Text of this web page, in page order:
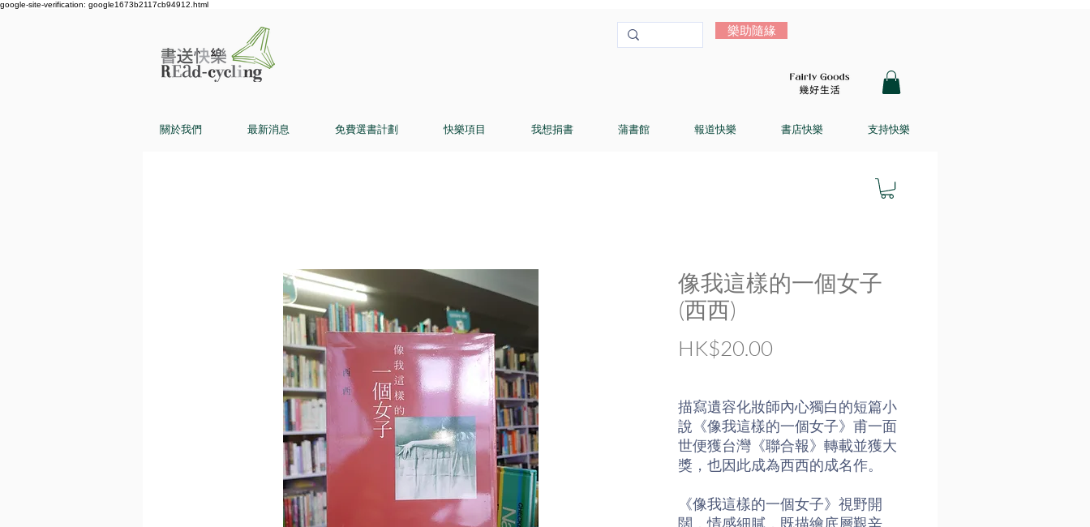
google-site-verification: google1673b2117cb94912.html
樂助隨緣
關於我們 最新消息 免費選書計劃 快樂項目 我想捐書 蒲書館 報道快樂 書店快樂 支持快樂
像我這樣的一個女子
(西西)
HK$20.00
描寫遺容化妝師內心獨白的短篇小
說《像我這樣的一個女子》甫一面
世便獲台灣《聯合報》轉載並獲大
獎，也因此成為西西的成名作。
《像我這樣的一個女子》視野開
闊，情感細膩，既描繪底層艱辛、